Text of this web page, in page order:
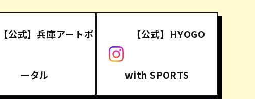
【公式】兵庫アートポ
ータル
【公式】HYOGO
with SPORTS